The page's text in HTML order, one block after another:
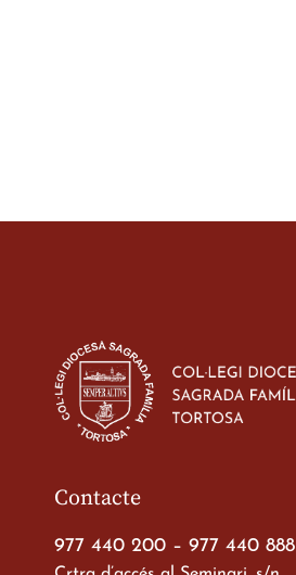
Contacte
977 440 200 – 977 440 888